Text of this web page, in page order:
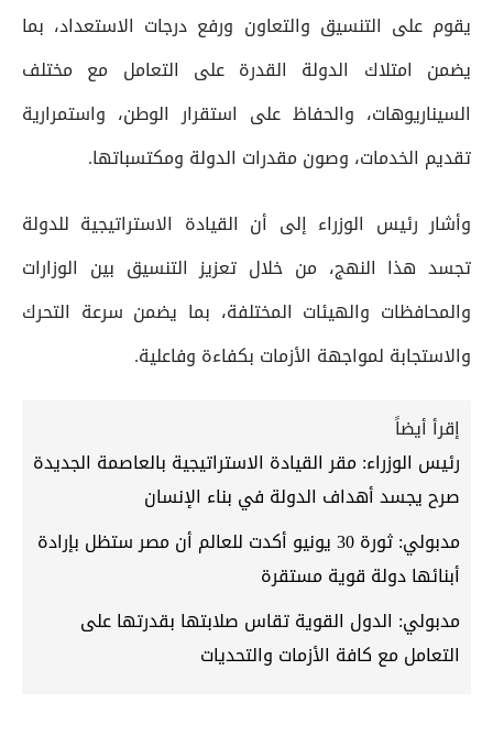
يقوم على التنسيق والتعاون ورفع درجات الاستعداد، بما
يضمن امتلاك الدولة القدرة على التعامل مع مختلف
السيناريوهات، والحفاظ على استقرار الوطن، واستمرارية
تقديم الخدمات، وصون مقدرات الدولة ومكتسباتها.
وأشار رئيس الوزراء إلى أن القيادة الاستراتيجية للدولة
تجسد هذا النهج، من خلال تعزيز التنسيق بين الوزارات
والمحافظات والهيئات المختلفة، بما يضمن سرعة التحرك
والاستجابة لمواجهة الأزمات بكفاءة وفاعلية.
إقرأ أيضاً
رئيس الوزراء: مقر القيادة الاستراتيجية بالعاصمة الجديدة
صرح يجسد أهداف الدولة في بناء الإنسان
مدبولي: ثورة 30 يونيو أكدت للعالم أن مصر ستظل بإرادة
أبنائها دولة قوية مستقرة
مدبولي: الدول القوية تقاس صلابتها بقدرتها على
التعامل مع كافة الأزمات والتحديات